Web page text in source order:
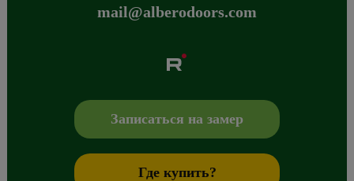
mail@alberodoors.com
+7 800 765 43 42,mail@alberodoors.com
Записаться на замер
Где купить?